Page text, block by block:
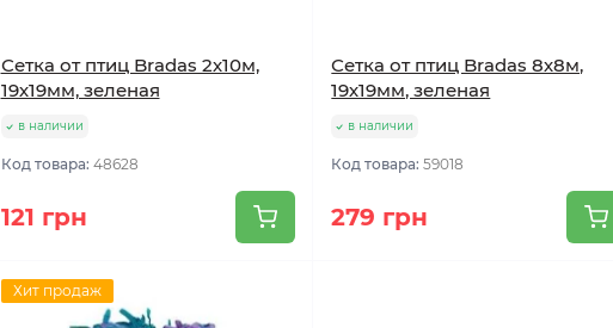
Сетка от птиц Bradas 2х10м,
19х19мм, зеленая
в наличии
Код товара: 48628
121 грн
Сетка от птиц Bradas 8х8м,
19х19мм, зеленая
в наличии
Код товара:59018
279 грн
Хит продаж